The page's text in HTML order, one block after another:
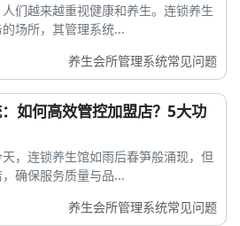
们越来越重视健康和养生。连锁养生
场所，其管理系统...
养生会所管理系统常见问题
如何高效管控加盟店？5大功
，连锁养生馆如雨后春笋般涌现，但
确保服务质量与品...
养生会所管理系统常见问题